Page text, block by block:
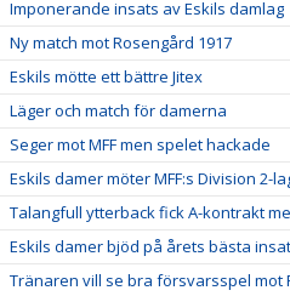
Imponerande insats av Eskils damlag
Ny match mot Rosengård 1917
Eskils mötte ett bättre Jitex
Läger och match för damerna
Seger mot MFF men spelet hackade
Eskils damer möter MFF:s Division 2-
Talangfull ytterback fick A-kontrakt
Eskils damer bjöd på årets bästa
Tränaren vill se bra försvarsspel mot